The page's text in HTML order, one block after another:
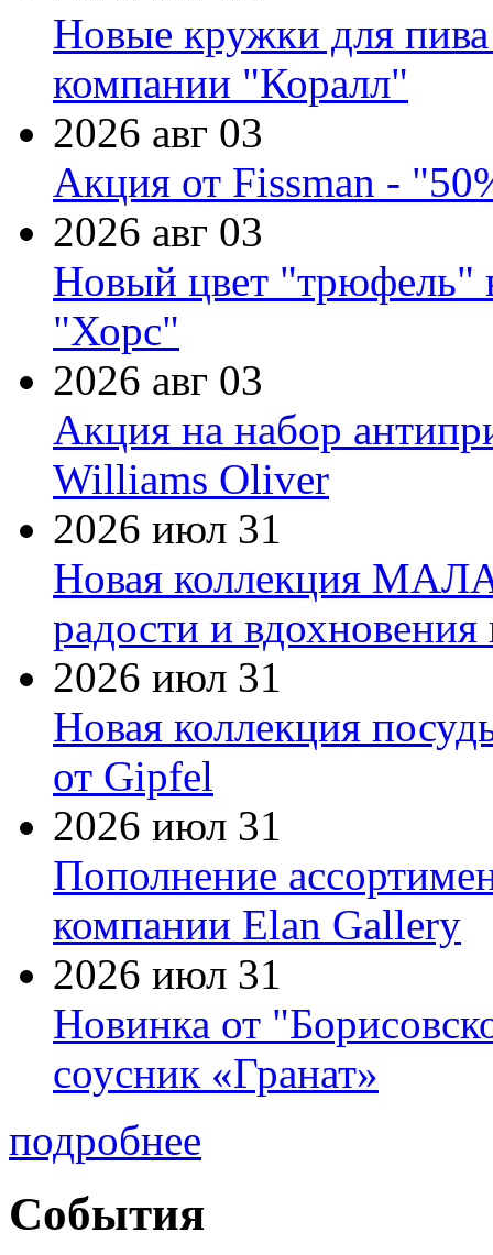
Новые кружки для
компании "Коралл"
2026 авг 03
Акция от Fissman -
2026 авг 03
Новый цвет "трюфель"
"Хорс"
2026 авг 03
Акция на набор
Williams Oliver
2026 июл 31
Новая коллекция
радости и
2026 июл 31
Новая коллекция
от Gipfel
2026 июл 31
Пополнение
компании Elan Gallery
2026 июл 31
Новинка от
соусник «Гранат»
подробнее
События